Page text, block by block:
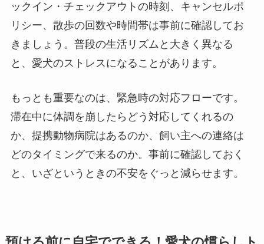
ックイン・チェックアウトの時刻、キャンセルポ
リシー、散歩の回数や時間帯は事前に確認してお
きましょう。普段の生活リズムと大きく異なる
と、愛犬のストレスになることがあります。
もっとも重要なのは、緊急時の対応フローです。
滞在中に体調を崩したらどう対応してくれるの
か、提携動物病院はあるのか、飼い主への連絡は
どのタイミングで来るのか。事前に確認しておく
と、いざというときの不安をぐっと減らせます。